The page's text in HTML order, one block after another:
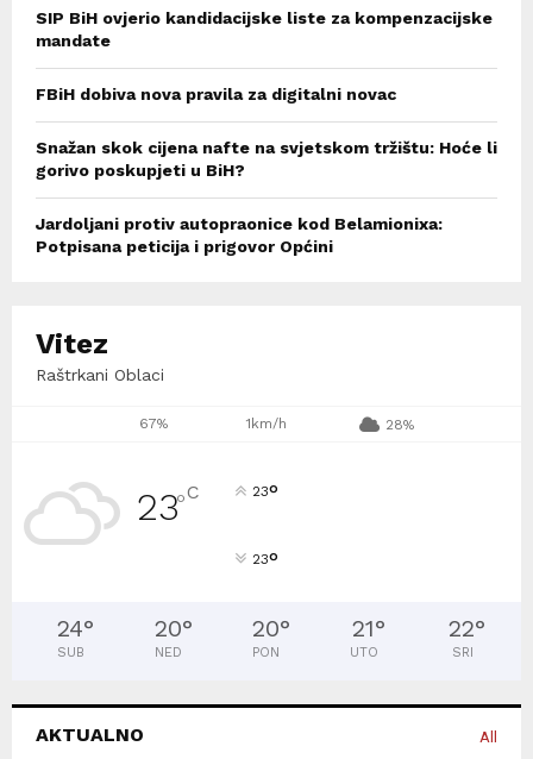
SIP BiH ovjerio kandidacijske liste za kompenzacijske
mandate
FBiH dobiva nova pravila za digitalni novac
Snažan skok cijena nafte na svjetskom tržištu: Hoće li
gorivo poskupjeti u BiH?
Jardoljani protiv autopraonice kod Belamionixa:
Potpisana peticija i prigovor Općini
Vitez
Raštrkani Oblaci
67% 1km/h 28%
23°C 23°
23°
24°
SUB
20°
NED
20°
PON
21°
UTO
22°
SRI
AKTUALNO All